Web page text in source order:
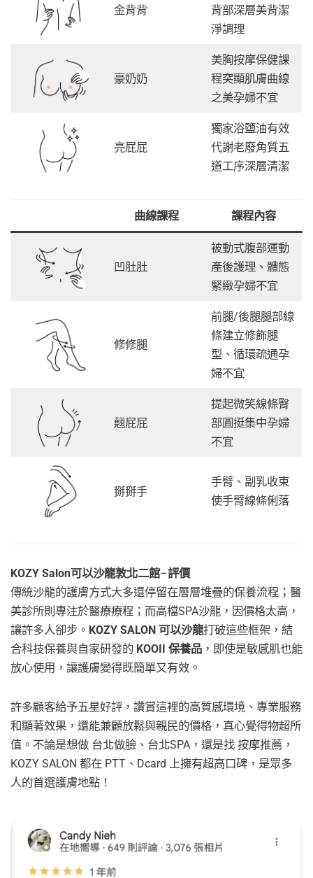
金背背
背部深層美背潔
淨調理
豪奶奶
美胸按摩保健課
程突顯肌膚曲線
之美孕婦不宜
亮屁屁
獨家浴鹽油有效
代謝老廢角質五
道工序深層清潔
曲線課程 課程內容
凹肚肚
被動式腹部運動
產後護理、體態
緊緻孕婦不宜
修修腿
前腿/後腿腿部線
條建立修飾腿
型、循環疏通孕
婦不宜
翹屁屁
提起微笑線條臀
部圓挺集中孕婦
不宜
掰掰手
手臂、副乳收束
使手臂線條俐落
KOZY Salon可以沙龍敦北二館–評價
傳統沙龍的護膚方式大多還停留在層層堆疊的保養流程；醫
美診所則專注於醫療療程；而高檔SPA沙龍，因價格太高，
讓許多人卻步。 KOZY SALON 可以沙龍打破這些框架，結
合科技保養與自家研發的 KOOII 保養品 ，即使是敏感肌也能
放心使用，讓護膚變得既簡單又有效。
許多顧客給予五星好評，讚賞這裡的高質感環境、專業服務
和顯著效果，還能兼顧放鬆與親民的價格，真心覺得物超所
值。不論是想做 台北做臉、台北SPA，還是找 按摩推薦，
KOZY SALON 都在 PTT、Dcard 上擁有超高口碑，是眾多
人的首選護膚地點！